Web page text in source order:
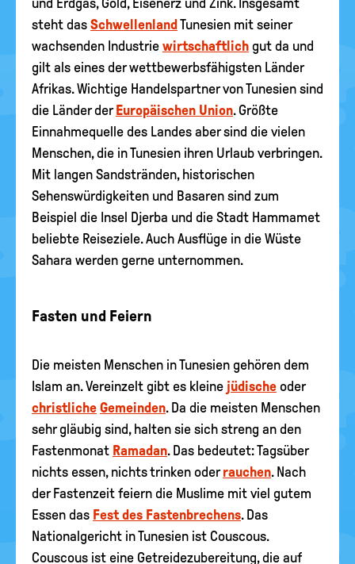
und Erdgas, Gold, Eisenerz und Zink. Insgesamt
steht das Schwellenland Tunesien mit seiner
wachsenden Industrie wirtschaftlich gut da und
gilt als eines der wettbewerbsfähigsten Länder
Afrikas. Wichtige Handelspartner von Tunesien sind
die Länder der Europäischen Union. Größte
Einnahmequelle des Landes aber sind die vielen
Menschen, die in Tunesien ihren Urlaub verbringen.
Mit langen Sandstränden, historischen
Sehenswürdigkeiten und Basaren sind zum
Beispiel die Insel Djerba und die Stadt Hammamet
beliebte Reiseziele. Auch Ausflüge in die Wüste
Sahara werden gerne unternommen.
Fasten und Feiern
Die meisten Menschen in Tunesien gehören dem
Islam an. Vereinzelt gibt es kleine jüdische oder
christliche Gemeinden. Da die meisten Menschen
sehr gläubig sind, halten sie sich streng an den
Fastenmonat Ramadan. Das bedeutet: Tagsüber
nichts essen, nichts trinken oderrauchen. Nach
der Fastenzeit feiern die Muslime mit viel gutem
Essen das Fest des Fastenbrechens. Das
Nationalgericht in Tunesien ist Couscous.
Couscous ist eine Getreidezubereitung, die auf